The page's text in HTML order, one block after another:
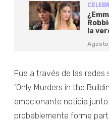
la
Agosto
Fue a través de las redes
‘Only Murders in the
emocionante noticia
probablemente forme